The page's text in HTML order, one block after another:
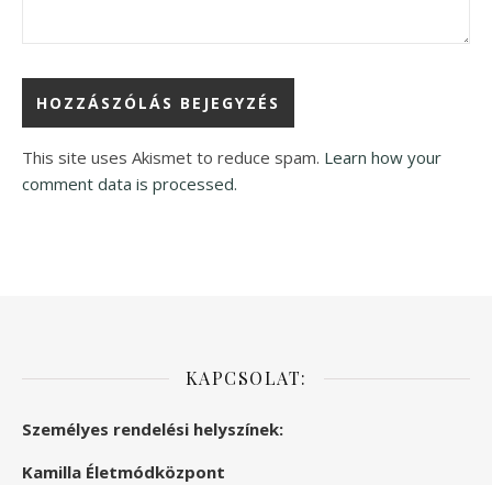
This site uses Akismet to reduce spam. Learn how your
comment data is processed.
KAPCSOLAT:
Személyes rendelési helyszínek:
Kamilla Életmódközpont